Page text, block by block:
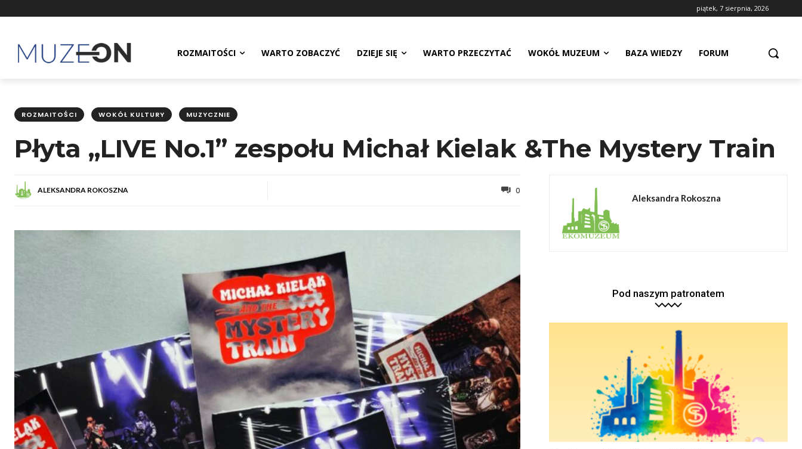
piątek, 7 sierpnia, 2026
ROZMAITOŚCI WARTO ZOBACZYĆ DZIEJE SIĘ WARTO PRZECZYTAĆ WOKÓŁ MUZEUM BAZA WIEDZY FORUM
ROZMAITOŚCI WOKÓŁ KULTURY MUZYCZNIE
Płyta „LIVE No.1” zespołu Michał Kielak &The Mystery Train
ALEKSANDRA ROKOSZNA 0
Aleksandra Rokoszna
Pod naszym patronatem